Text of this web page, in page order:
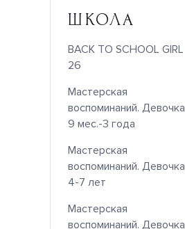
ШКОЛА
BACK TO SCHOOL GIRL
26
Мастерская
воспоминаний. Девочка
9 мес.-3 года
Мастерская
воспоминаний. Девочка
4-7 лет
Мастерская
воспоминаний. Девочка